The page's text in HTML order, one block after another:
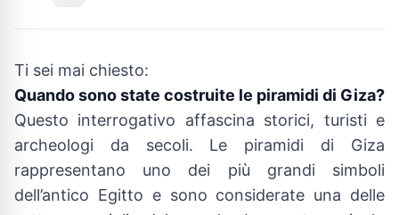
Ti sei mai chiesto:
Quando sono state costruite le piramidi di Giza?
Questo interrogativo affascina storici, turisti e
archeologi da secoli. Le piramidi di Giza
rappresentano uno dei più grandi simboli
dell’antico Egitto e sono considerate una delle